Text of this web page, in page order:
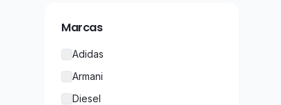
Marcas
Adidas
Armani
Diesel